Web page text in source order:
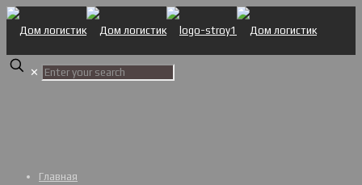
✕
Главная